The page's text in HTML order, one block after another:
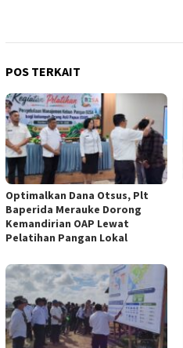
POS TERKAIT
Optimalkan Dana Otsus, Plt
Baperida Merauke Dorong
Kemandirian OAP Lewat
Pelatihan Pangan Lokal